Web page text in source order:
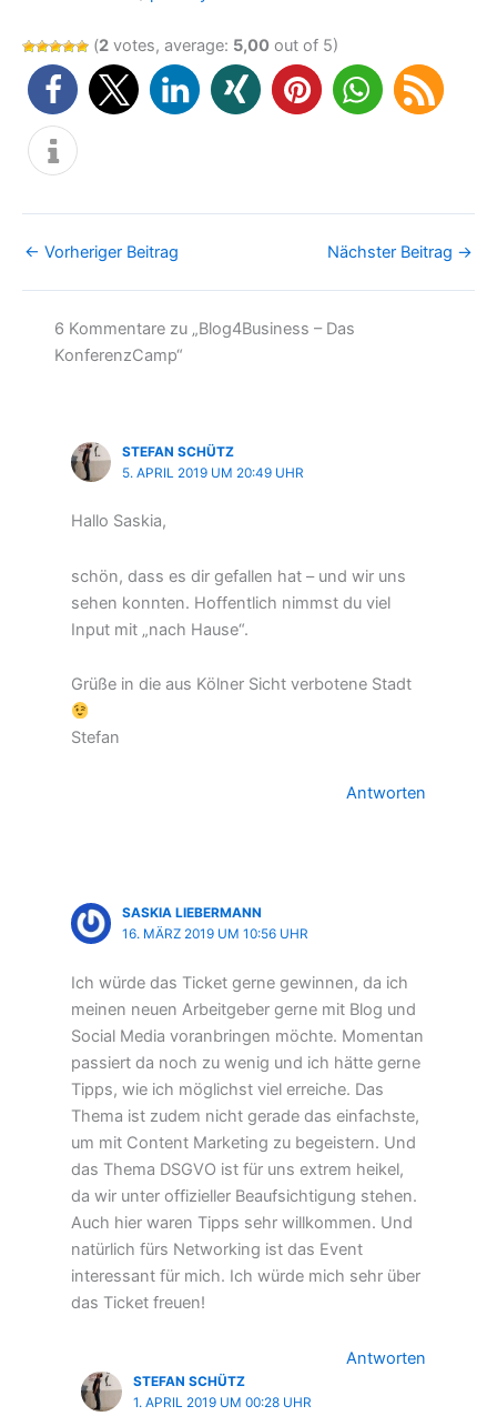
(2 votes, average: 5,00 out of 5)
← Vorheriger Beitrag Nächster Beitrag →
6 Kommentare zu „Blog4Business – Das
KonferenzCamp“
STEFAN SCHÜTZ
5. APRIL 2019 UM 20:49 UHR
Hallo Saskia,
schön, dass es dir gefallen hat – und wir uns
sehen konnten. Hoffentlich nimmst du viel
Input mit „nach Hause“.
Grüße in die aus Kölner Sicht verbotene Stadt
Stefan
Antworten
SASKIA LIEBERMANN
16. MÄRZ 2019 UM 10:56 UHR
Ich würde das Ticket gerne gewinnen, da ich
meinen neuen Arbeitgeber gerne mit Blog und
Social Media voranbringen möchte. Momentan
passiert da noch zu wenig und ich hätte gerne
Tipps, wie ich möglichst viel erreiche. Das
Thema ist zudem nicht gerade das einfachste,
um mit Content Marketing zu begeistern. Und
das Thema DSGVO ist für uns extrem heikel,
da wir unter offizieller Beaufsichtigung stehen.
Auch hier waren Tipps sehr willkommen. Und
natürlich fürs Networking ist das Event
interessant für mich. Ich würde mich sehr über
das Ticket freuen!
Antworten
STEFAN SCHÜTZ
1. APRIL 2019 UM 00:28 UHR